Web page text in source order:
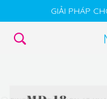
GIẢI PHÁP